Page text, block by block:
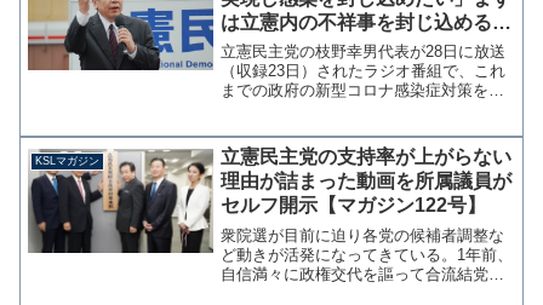
は立憲内の不祥事を封じ込めるの
が先では？【マガジン123号】
立憲民主党の枝野幸男代表が28日に放送
（収録23日）されたラジオ番組で、これ
までの政府の新型コロナ感染症対策を批
めたい」と次期衆院選での政権奪取を宣
言しています。参考：...
KSLマガジン
立憲民主党の支持率が上がらない
理由が詰まった動画を所属議員が
セルフ開示【マガジン122号】
衆院選が目前に迫り各党の候補者調整な
ど動きが活発になってきている。1年前、
自信満々に政権交代を謳って合流結党し